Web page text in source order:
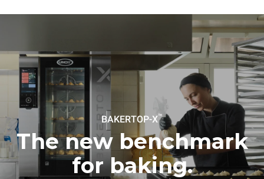
zdrojů.Greenhouse Gas
Protocol
the oven (300 days/year):
6 light loads of roast
chickens (loaded at 20%)
1 full load of roast potatoes
3 full loads cooking with
steam
2 hours in an empty oven at
180 °C
Estimated assuming the
following weekly washing
programs (42 weeks/year):
1 long wash
1 medium wash
BAKERTOP-X™
The new benchmark
for baking.